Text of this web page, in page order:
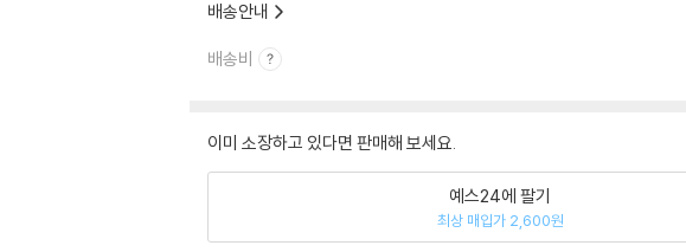
배송안내
배송비
이미 소장하고 있다면 판매해 보세요.
예스24에 팔기
최상 매입가 2,600원